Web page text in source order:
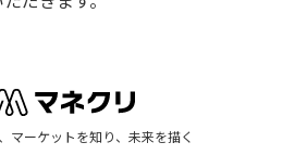
マーケットを知り、未来を描く